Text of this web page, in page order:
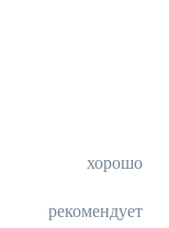
хорошо
рекомендует